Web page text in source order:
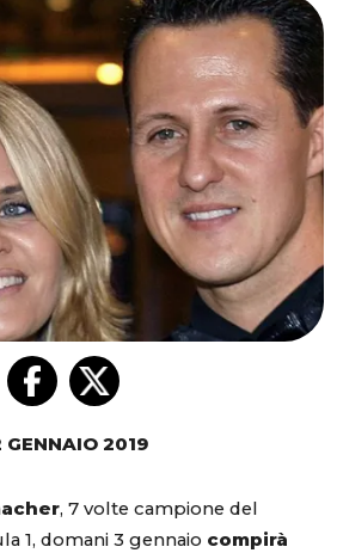
GENNAIO 2019
, 7 volte campione del
1, domani 3 gennaio compirà